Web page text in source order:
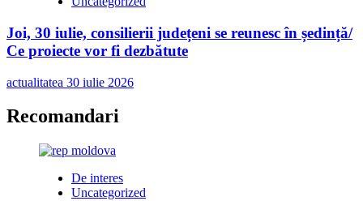
Joi, 30 iulie, consilierii județeni se reunesc în ședință/
Ce proiecte vor fi dezbătute
actualitatea 30 iulie 2026
Recomandari
De interes
Uncategorized